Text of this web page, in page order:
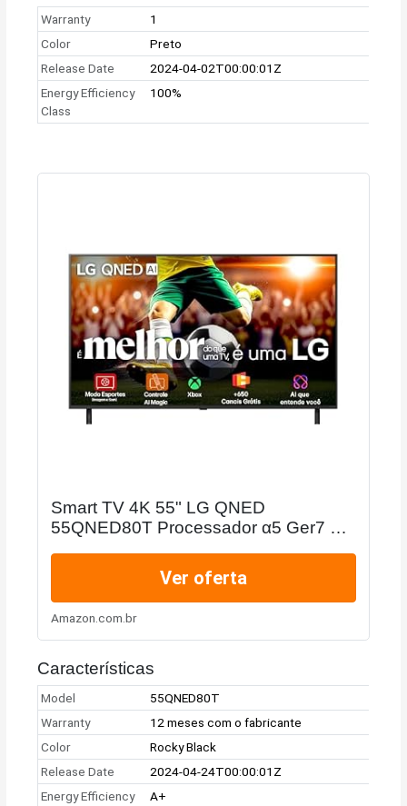
Warranty
1
Color
Preto
Release Date
2024-04-02T00:00:01Z
Energy Efficiency
Class
100%
Smart TV 4K 55" LG QNED
55QNED80T Processador α5 Ger7 AI
Design Super Slim Alexa/Chromecast
integrado webOS 24
Ver oferta
Amazon.com.br
Características
Model
55QNED80T
Warranty
12 meses com o fabricante
Color
Rocky Black
Release Date
2024-04-24T00:00:01Z
Energy Efficiency
A+